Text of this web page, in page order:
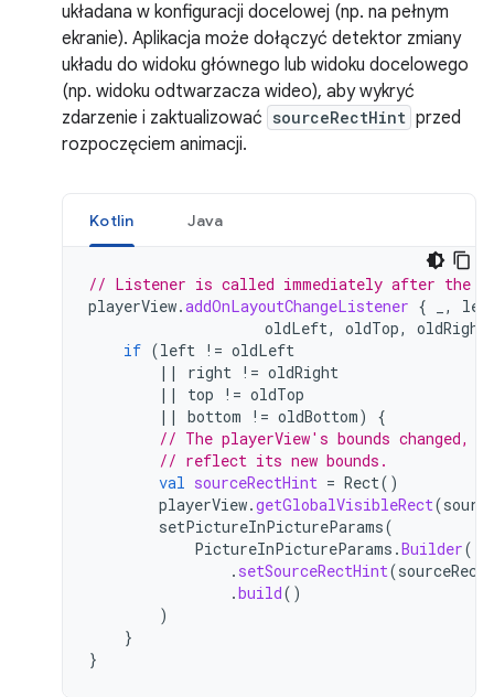
układana w konfiguracji docelowej (np. na pełnym
ekranie). Aplikacja może dołączyć detektor zmiany
układu do widoku głównego lub widoku docelowego
(np. widoku odtwarzacza wideo), aby wykryć
zdarzenie i zaktualizować sourceRectHint przed
rozpoczęciem animacji.
Kotlin Java
// Listener is called immediately after the
playerView.addOnLayoutChangeListener { ,
oldLeft, oldTop, oldRight
if (left != oldLeft
||
right != oldRight
||
top != oldTop
||
bottom != oldBottom)
{
// The playerView's bounds changed,
// reflect its new bounds.
val sourceRectHint = Rect()
playerView.getGlobalVisibleRect(
setPictureInPictureParams(
PictureInPictureParams .Builder()
. setSourceRectHint(
.build()
)
}
}